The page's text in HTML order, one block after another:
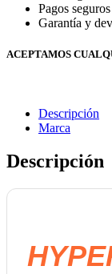
Pagos seguros
Garantía y
ACEPTAMOS
Descripción
Marca
Descripción